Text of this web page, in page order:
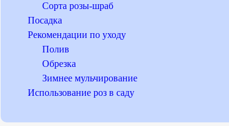
Сорта розы-шраб
Посадка
Рекомендации по уходу
Полив
Обрезка
Зимнее мульчирование
Использование роз в саду